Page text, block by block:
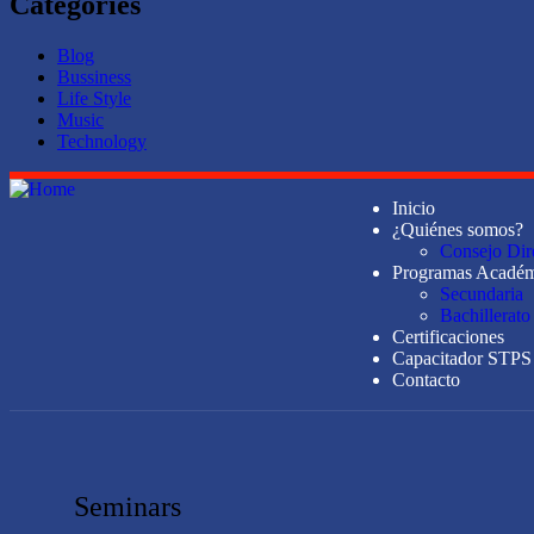
Blog
Bussiness
Life Style
Music
Technology
Inicio
¿Quiénes somos?
Consejo
Programas
Secundaria
Bachillerato
Certificaciones
Capacitador STPS
Contacto
Seminars